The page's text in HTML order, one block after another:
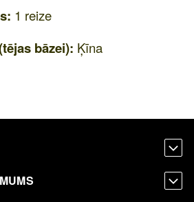
1 reize
bāzei): Ķīna